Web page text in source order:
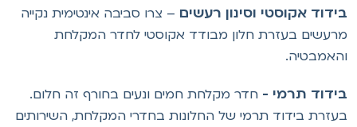
אקוסטי וסינון רעשים– צרו סביבה אינטימית נקייה
בעזרת חלון מבודד אקוסטי לחדר המקלחת
תרמי -חדר מקלחת חמים ונעים בחורף זה חלום.
בידוד תרמי של החלונות בחדרי המקלחת, השירותים